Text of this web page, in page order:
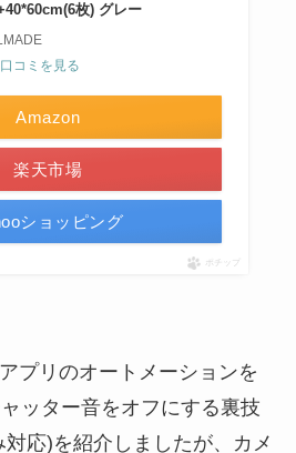
枚) グレー
口コミを見る
Amazon
楽天市場
ショッピング
ポチップ
プリのオートメーションを
ッター音をオフにする裏技
応)を紹介しましたが、カメ